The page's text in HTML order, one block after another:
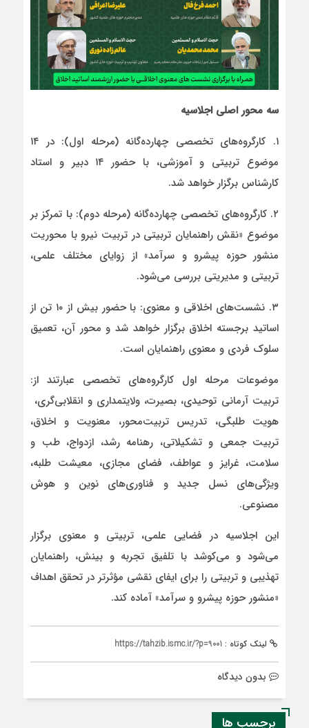
سه محور اصلی اجلاسیه
۱. کارگروه‌های تخصصی چهارده‌گانه (مرحله اول): در ۱۴
موضوع تربیتی و آموزشی، با حضور ۱۴ دبیر و استاد
کارشناس برگزار خواهد شد.
۲. کارگروه‌های تخصصی چهارده‌گانه (مرحله دوم): با تمرکز بر
موضوع «نقش راهنمایان تربیتی در تربیت نیرو با محوریت
منشور حوزه پیشرو و سرآمد» از زوایای مختلف علمی،
تربیتی و مدیریتی بررسی می‌شود.
۳. نشست‌های اخلاقی و معنوی: با حضور بیش از ۱۰ تن از
اساتید برجسته اخلاق برگزار خواهد شد و محور آن، تعمیق
سلوک فردی و معنوی راهنمایان است.
موضوعات مرحله اول کارگروه‌های تخصصی عبارتند از:
تربیت آرمانی توحیدی، بصیرت، ولایتمداری و انقلابی‌گری،
هویت طلبگی، تدریس تربیت‌محور، معنویت و اخلاق،
تربیت جمعی و تشکیلاتی، رهنامه رشد، ازدواج، طب و
سلامت، غرایز و عواطف، فضای مجازی، معیشت طلبه،
ویژگی‌های نسل جدید و فناوری‌های نوین و هوش
مصنوعی.
این اجلاسیه در فضایی علمی، تربیتی و معنوی برگزار
می‌شود و می‌کوشد با تلفیق تجربه و بینش، راهنمایان
تهذیبی و تربیتی را برای ایفای نقشی مؤثرتر در تحقق اهداف
«منشور حوزه پیشرو و سرآمد» آماده کند.
لینک کوتاه : https://tahzib.ismc.ir/?p=9001
بدون دیدگاه
برچسب ها